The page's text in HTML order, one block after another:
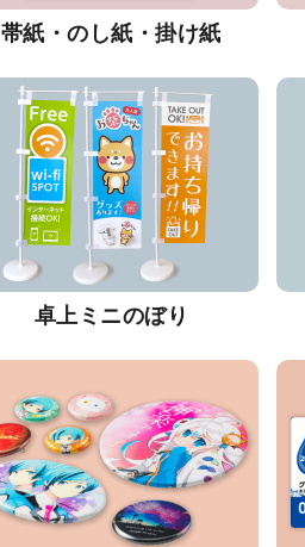
帯紙・のし紙・掛け紙
卓上ミニのぼり